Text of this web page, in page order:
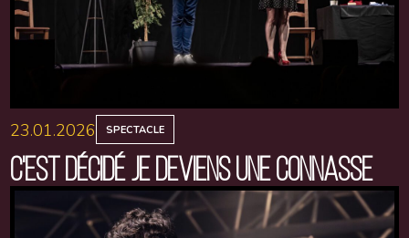
23.01.2026 SPECTACLE
C'EST DÉCIDÉ JE DEVIENS UNE CONNASSE